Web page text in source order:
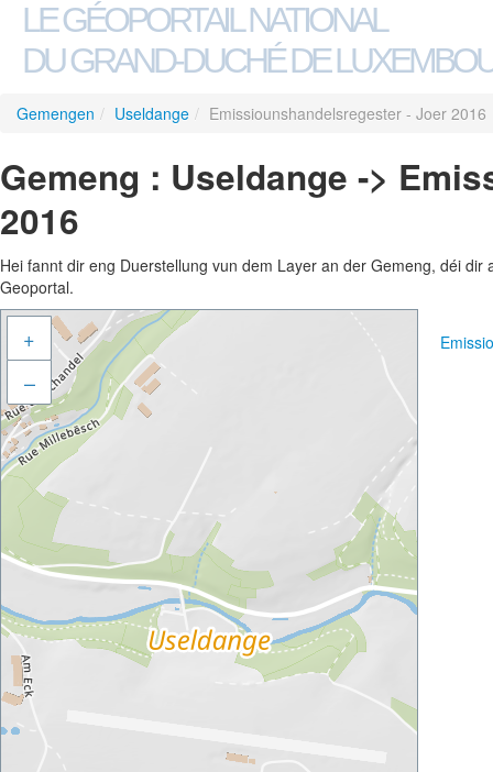
LE GÉOPORTAIL NATIONAL
DU GRAND-DUCHÉ DE
Gemengen / Useldange / Emissiounshandelsregester - Joer 2016
Gemeng : Useldange ->
2016
Hei fannt dir eng Duerstellung vun dem Layer an der Gemeng, déi
Geoportal.
+
–